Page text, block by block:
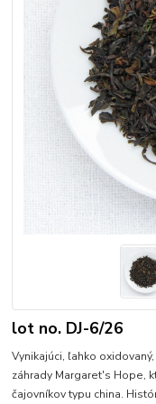
lot no. DJ-6/26
Vynikajúci, ľahko
záhrady Margaret's Hope,
čajovníkov typu china.